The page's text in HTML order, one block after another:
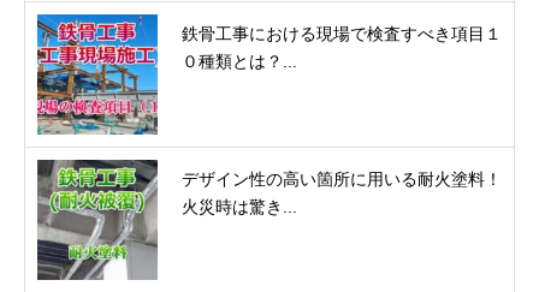
鉄骨工事における現場で検査すべき項目１
０種類とは？...
デザイン性の高い箇所に用いる耐火塗料！
火災時は驚き...